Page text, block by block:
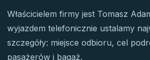
Właścicielem firmy jest Tomasz
wyjazdem telefonicznie ustalamy
szczegóły: miejsce odbioru, cel
pasażerów i bagaż.